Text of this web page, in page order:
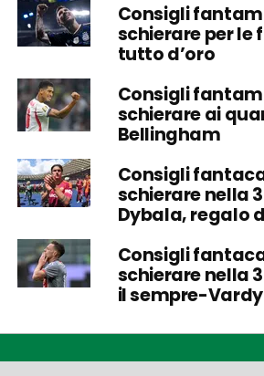
Consigli
schierare per le
tutto d’oro
Consigli
schierare ai
Bellingham
Consigli
schierare nella
Dybala, regalo
Consigli
schierare nella
il sempre-